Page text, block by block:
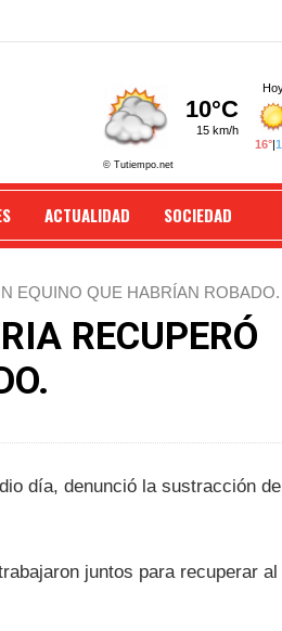
ACTUALIDAD SOCIEDAD
EQUINO QUE HABRÍAN ROBADO.
RECUPERÓ
día, denunció la sustracción de
juntos para recuperar al